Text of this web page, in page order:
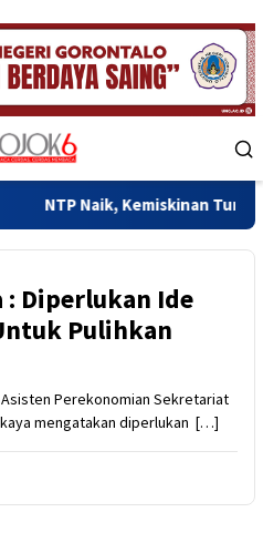
Kemiskinan Turun, Ekonomi
: Diperlukan Ide
Pulihkan
Perekonomian Sekretariat
mengatakan diperlukan […]